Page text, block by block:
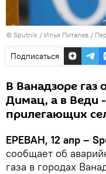
© Sputnik / Илья Питалев /
Подписаться
В Ванадзоре газ
Димац, а в Веди
прилегающих
ЕРЕВАН, 12 апр –
сообщает об
газа в городах